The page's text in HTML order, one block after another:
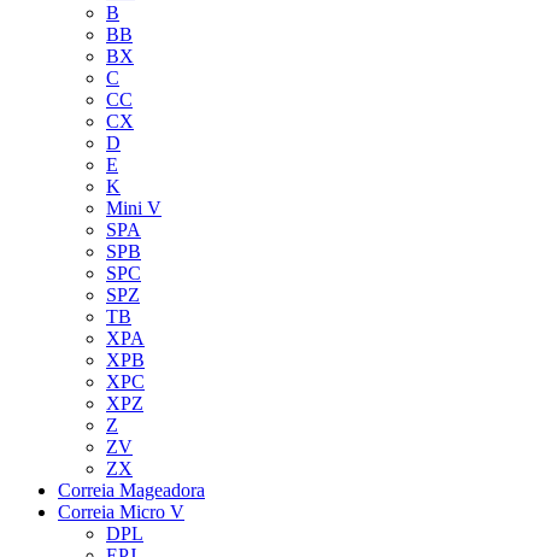
B
BB
BX
C
CC
CX
D
E
K
Mini V
SPA
SPB
SPC
SPZ
TB
XPA
XPB
XPC
XPZ
Z
ZV
ZX
Correia Mageadora
Correia Micro V
DPL